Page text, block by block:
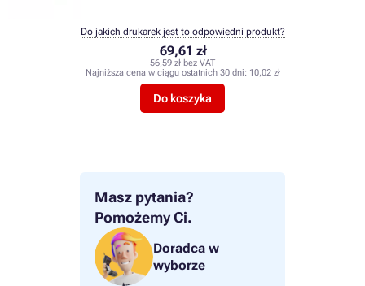
Masz pytania?
Pomożemy Ci.
Doradca w
wyborze
69,61 zł
56,59 zł bez VAT
Najniższa cena w ciągu ostatnich 30 dni: 10,02 zł
Do koszyka
Do jakich drukarek jest to odpowiedni produkt?